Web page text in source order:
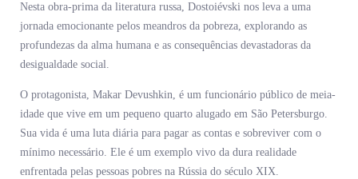
Nesta obra-prima da literatura russa, Dostoiévski nos leva a uma
jornada emocionante pelos meandros da pobreza, explorando as
profundezas da alma humana e as consequências devastadoras da
desigualdade social.
O protagonista, Makar Devushkin, é um funcionário público de meia-
idade que vive em um pequeno quarto alugado em São Petersburgo.
Sua vida é uma luta diária para pagar as contas e sobreviver com o
mínimo necessário. Ele é um exemplo vivo da dura realidade
enfrentada pelas pessoas pobres na Rússia do século XIX.